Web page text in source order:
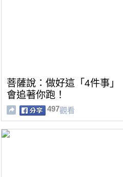
菩薩說：做好這「4件事
會追著你跑！
497觀看